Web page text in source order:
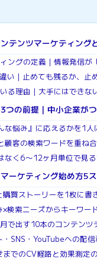
テンツマーケティング
ングの定義｜情報発信が
い｜止めても残るか、止
る理由｜大手にはできな
つの前提｜中小企業が
な悩み』に応えるかを1人
顧客の検索ワードを重ね
なく6〜12ヶ月単位で見
ーケティング始め方5
購買ストーリーを1枚に書
×検索ニーズからキーワー
で出す10本のコンテンツ
SNS・YouTubeへの配
でのCV経路と効果測定